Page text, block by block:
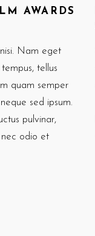
AWARDS
Nam eget
tellus
quam semper
sed ipsum.
pulvinar,
odio et